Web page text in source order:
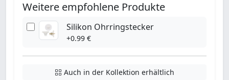
Weitere empfohlene Produkte
Silikon Ohrringstecker
+0.99 €
Auch in der Kollektion erhältlich